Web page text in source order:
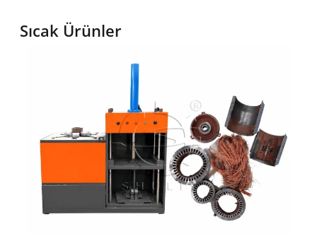
Sıcak Ürünler